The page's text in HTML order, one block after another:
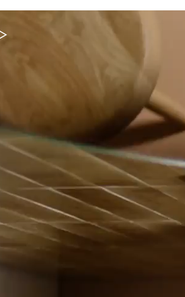
Pausar vídeo